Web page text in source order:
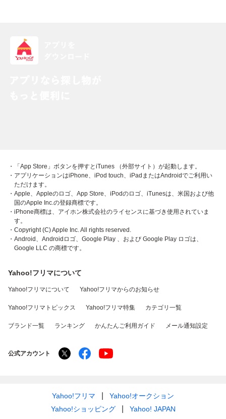
・「App Store」ボタンを押すとiTunes （外部サイト）が起動します。
・アプリケーションはiPhone、iPod touch、iPadまたはAndroidでご利用い
ただけます。
・Apple、Appleのロゴ、App Store、iPodのロゴ、iTunesは、米国および他
国のApple Inc.の登録商標です。
・iPhone商標は、アイホン株式会社のライセンスに基づき使用されていま
す。
・Copyright (C) Apple Inc. All rights reserved.
・Android、Androidロゴ、Google Play 、および Google Play ロゴは、
Google LLC の商標です。
Yahoo!フリマについて
Yahoo!フリマについて Yahoo!フリマからのお知らせ
Yahoo!フリマトピックス Yahoo!フリマ特集 カテゴリ一覧
ブランド一覧 ランキング かんたんご利用ガイド メール通知設定
公式アカウント
Yahoo!フリマ
Yahoo!オークション
Yahoo!ショッピング
Yahoo! JAPAN